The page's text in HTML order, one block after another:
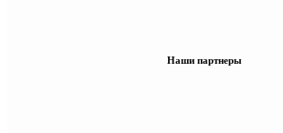
Наши партнеры